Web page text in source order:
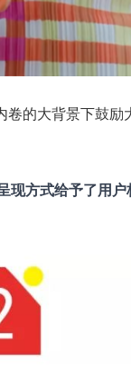
的大背景下鼓
方式给予了用